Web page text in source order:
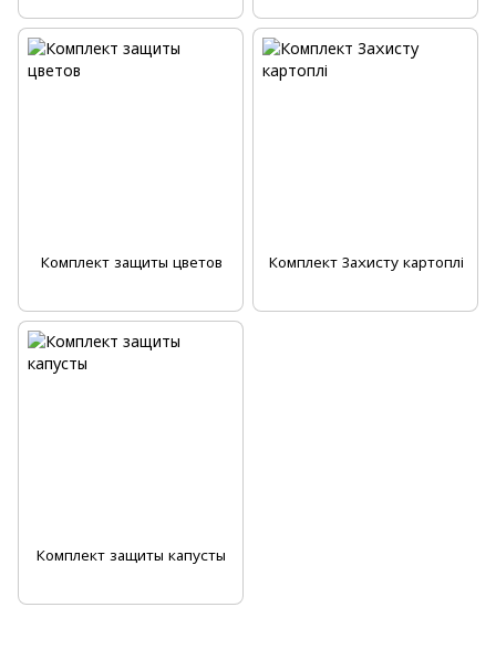
Комплект защиты цветов Комплект Захисту картоплі
Комплект защиты капусты